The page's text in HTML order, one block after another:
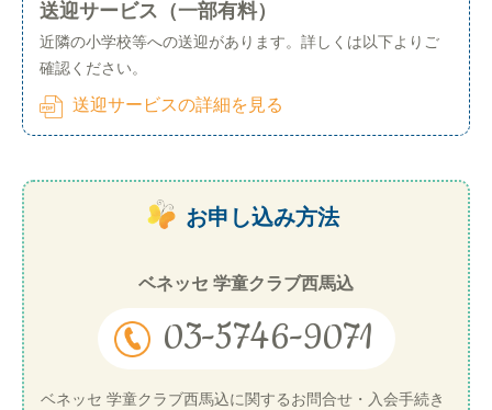
送迎サービス（一部有料）
近隣の小学校等への送迎があります。詳しくは以下よりご
確認ください。
送迎サービスの詳細を見る
お申し込み方法
ベネッセ 学童クラブ西馬込
03-5746-9071
ベネッセ 学童クラブ西馬込に関するお問合せ・入会手続き